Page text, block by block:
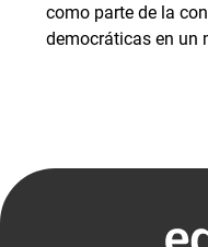
como parte de la
democráticas en un